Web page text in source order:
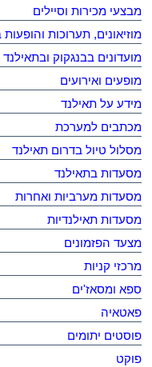
מבצעי מכירות וסיילים
מוזיאונים, תערוכות
מועדונים בבנגקוק ובתאילנד
מופעים ואירועים
מידע על תאילנד
מכתבים למערכת
מסלול טיול בדרום תאילנד
מסעדות בתאילנד
מסעדות מערביות ואחרות
מסעדות תאילנדיות
מצעד הפזמונים
מרכזי קניות
ספא ומסאז'ים
פאטאיה
פוסטים יתומים
פוקט